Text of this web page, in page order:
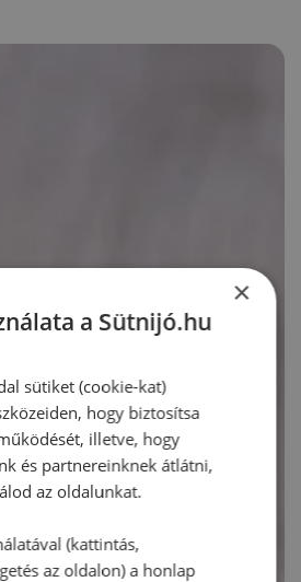
×
a Sütnijó.hu
sütiket (cookie-kat)
hogy biztosítsa
illetve, hogy
és partnereinknek átlátni,
az oldalunkat.
(kattintás,
az oldalon) a honlap